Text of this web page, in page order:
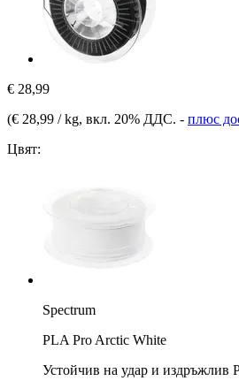
€ 28,99
(€ 28,99 / kg, вкл. 20% ДДС. - плюс
Цвят:
Spectrum
PLA Pro Arctic White
Устойчив на удар и издръжлив